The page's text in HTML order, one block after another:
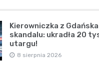
Kierowniczka z
skandalu: ukradła 20
utargu!
8 sierpnia 2026